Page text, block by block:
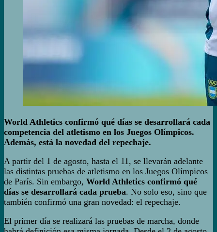
World Athletics confirmó qué días se desarrollará cada
competencia del atletismo en los Juegos Olímpicos.
Además, está la novedad del repechaje.
A partir del 1 de agosto, hasta el 11, se llevarán adelante
las distintas pruebas de atletismo en los Juegos Olímpicos
de París. Sin embargo, World Athletics confirmó qué
días se desarrollará cada prueba. No solo eso, sino que
también confirmó una gran novedad: el repechaje.
El primer día se realizará las pruebas de marcha, donde